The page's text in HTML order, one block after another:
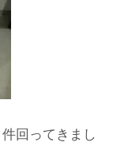
回ってきまし